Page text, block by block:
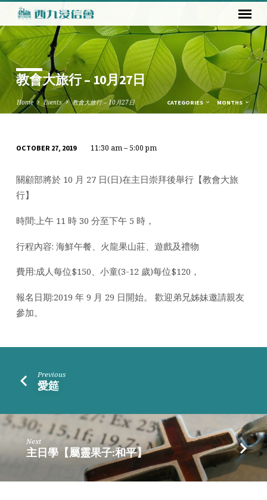
教會大旅行 – 10月27日
Home Events 教會大旅行 – 10月27日 CATEGORIES MONTHS
會
大
旅
行
10
27
日
OCTOBER 27, 2019 11:30 am – 5:00 pm
關顧部將於 10 月 27 日(日)在主日崇拜後舉行【教會大旅
行】
時間:上午 11 時 30 分至下午 5 時，
行程內容: 海鮮午餐、火龍果山莊、遊戲及禮物
費用:成人每位$150、小童(3-12 歲)每位$120，
報名日期:2019 年 9 月 29 日開始。 歡迎弟兄姊妹邀請親友
參加。
Previous
愛筵
Next
主日學【屬靈果子:和平】